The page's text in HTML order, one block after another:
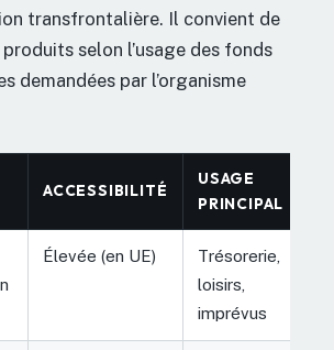
transfrontalière. Il convient de
selon l’usage des fonds
demandées par l’organisme
ACCESSIBILITÉ
USAGE
PRINCIPAL
Élevée (en UE)
Trésorerie,
loisirs,
imprévus